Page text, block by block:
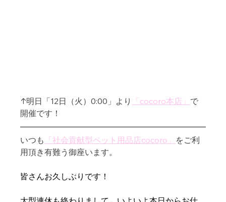
↑明日「12日（火）0:00」より 「cocoro本店」 で
開催です！
いつも 「社会貢献型ペット用品店cocoro」 をご利
用頂き有難う御座います。
皆さんお久しぶりです！